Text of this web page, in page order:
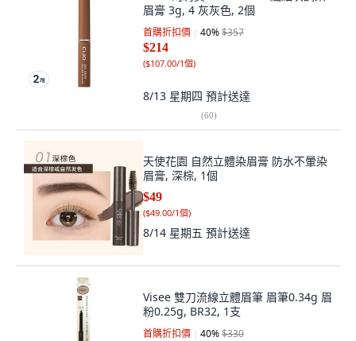
眉膏 3g, 4 灰灰色, 2個
首購折扣價 40%$357
$214
($107.00/1個)
8/13 星期四 預計送達
(60)
天使花園 自然立體染眉膏 防水不暈染
眉膏, 深棕, 1個
$49
($49.00/1個)
8/14 星期五 預計送達
Visee 雙刀流線立體眉筆 眉筆0.34g 眉
粉0.25g, BR32, 1支
首購折扣價 40%$330